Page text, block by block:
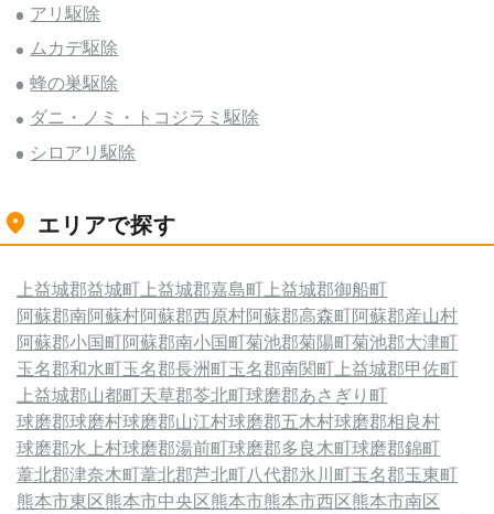
アリ駆除
ムカデ駆除
蜂の巣駆除
ダニ・ノミ・トコジラミ駆除
シロアリ駆除
エリアで探す
上益城郡益城町上益城郡嘉島町上益城郡御船町
阿蘇郡南阿蘇村阿蘇郡西原村阿蘇郡高森町阿蘇郡産山村
阿蘇郡小国町阿蘇郡南小国町菊池郡菊陽町菊池郡大津町
玉名郡和水町玉名郡長洲町玉名郡南関町上益城郡甲佐町
上益城郡山都町天草郡苓北町球磨郡あさぎり町
球磨郡球磨村球磨郡山江村球磨郡五木村球磨郡相良村
球磨郡水上村球磨郡湯前町球磨郡多良木町球磨郡錦町
葦北郡津奈木町葦北郡芦北町八代郡氷川町玉名郡玉東町
熊本市東区熊本市中央区熊本市熊本市西区熊本市南区